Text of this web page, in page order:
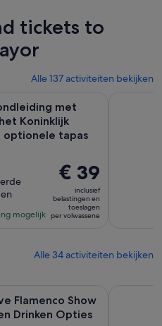
tickets to
Alle 137 activiteiten bekijken
met
Koninklijk
optionele tapas
mogelijk
De
prijs
is
€ 39
€ 39
inclusief
belastingen en
toeslagen
per volwassene
Alle 34 activiteiten bekijken
Flamenco Show
Drinken Opties